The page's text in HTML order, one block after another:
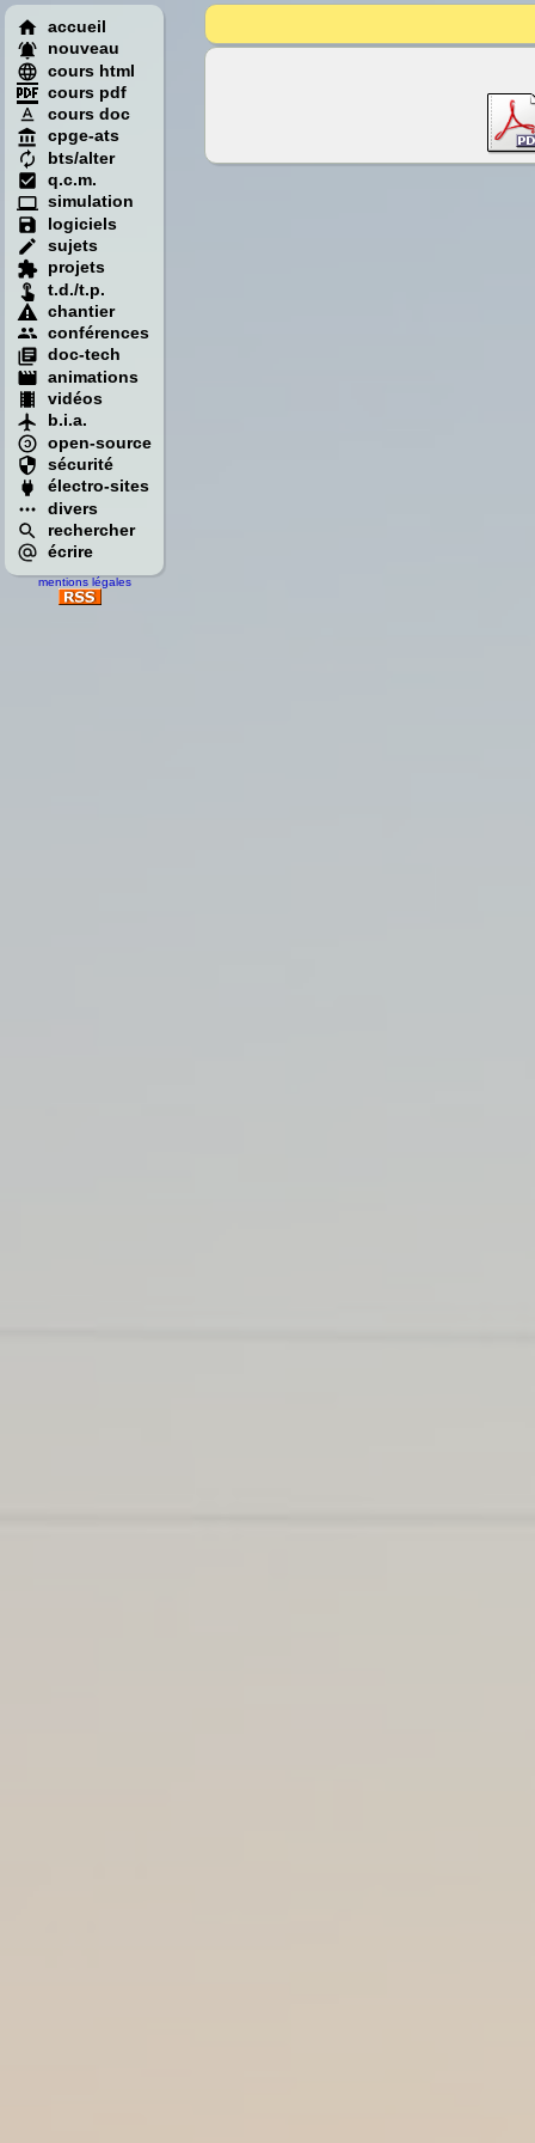
accueil
nouveau
cours html
cours pdf
cours doc
cpge-ats
bts/alter
q.c.m.
simulation
logiciels
sujets
projets
t.d./t.p.
chantier
conférences
doc-tech
animations
vidéos
b.i.a.
open-source
sécurité
électro-sites
divers
rechercher
écrire
mentions légales